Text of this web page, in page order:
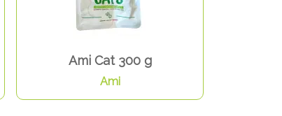
Ami Cat 300 g
Ami